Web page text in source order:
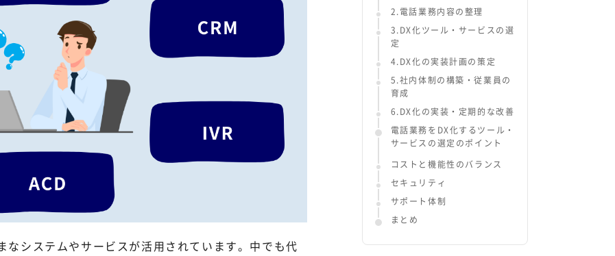
なシステムやサービスが活用されています。中でも代
2.電話業務内容の整理
3.DX化ツール・サービスの選
定
4.DX化の実装計画の策定
5.社内体制の構築・従業員の
育成
6.DX化の実装・定期的な改善
電話業務をDX化するツール・
サービスの選定のポイント
コストと機能性のバランス
セキュリティ
サポート体制
まとめ